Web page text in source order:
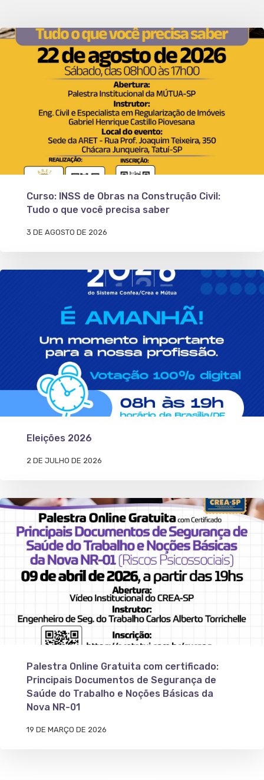
Curso: INSS de Obras na Construção Civil:
Tudo o que você precisa saber
3 DE AGOSTO DE 2026
Eleições 2026
2 DE JULHO DE 2026
Palestra Online Gratuita com certificado:
Principais Documentos de Segurança de
Saúde do Trabalho e Noções Básicas da
Nova NR-01
19 DE MARÇO DE 2026